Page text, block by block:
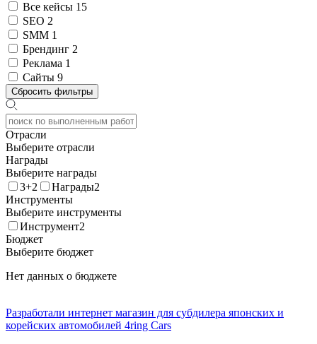
Все кейсы 15
SEO 2
SMM 1
Брендинг 2
Реклама 1
Сайты 9
Сбросить фильтры
Отрасли
Выберите отрасли
Награды
Выберите награды
3+2
Награды2
Инструменты
Выберите инструменты
Инструмент2
Бюджет
Выберите бюджет
Нет данных о бюджете
Разработали интернет магазин для субдилера японских и
корейских автомобилей 4ring Cars